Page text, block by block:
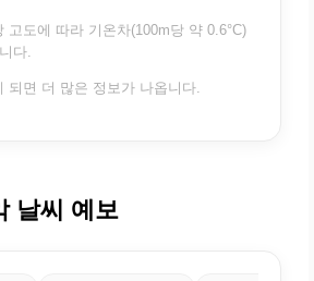
고도에 따라 기온차(100m당 약 0.6°C)
다.
되면 더 많은 정보가 나옵니다.
날씨 예보